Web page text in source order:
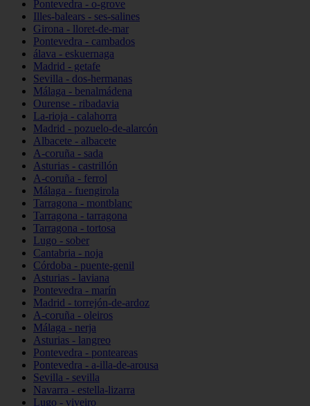
Pontevedra - o-grove
Illes-balears - ses-salines
Girona - lloret-de-mar
Pontevedra - cambados
álava - eskuernaga
Madrid - getafe
Sevilla - dos-hermanas
Málaga - benalmádena
Ourense - ribadavia
La-rioja - calahorra
Madrid - pozuelo-de-alarcón
Albacete - albacete
A-coruña - sada
Asturias - castrillón
A-coruña - ferrol
Málaga - fuengirola
Tarragona - montblanc
Tarragona - tarragona
Tarragona - tortosa
Lugo - sober
Cantabria - noja
Córdoba - puente-genil
Asturias - laviana
Pontevedra - marín
Madrid - torrejón-de-ardoz
A-coruña - oleiros
Málaga - nerja
Asturias - langreo
Pontevedra - ponteareas
Pontevedra - a-illa-de-arousa
Sevilla - sevilla
Navarra - estella-lizarra
Lugo - viveiro